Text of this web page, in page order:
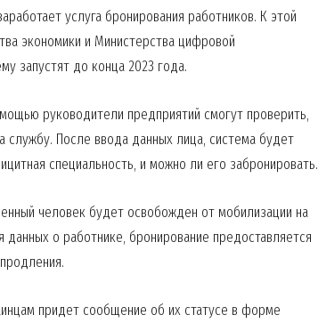
услуга бронирования работников. К этой
экономики и Министерства цифровой
запустят до конца 2023 года.
руководители предприятий смогут проверить,
После ввода данных лица, система будет
специальность, и можно ли его забронировать.
человек будет освобожден от мобилизации на
о работнике, бронирование предоставляется
придет сообщение об их статусе в форме